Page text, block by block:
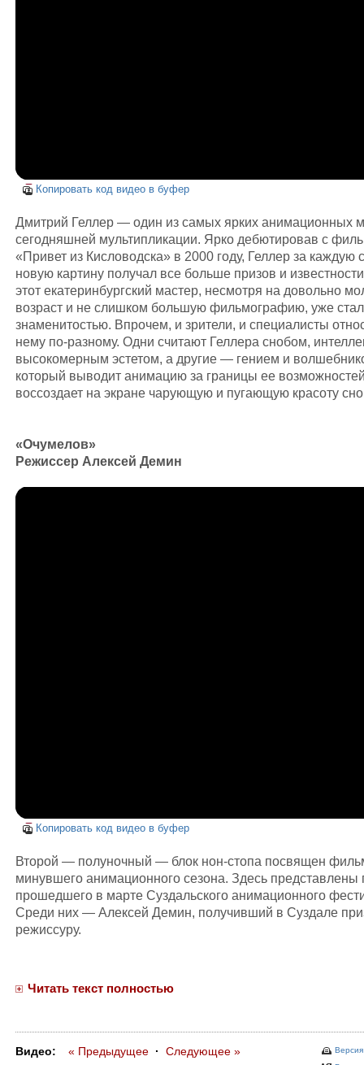
Копировать код видео в буфер
Дмитрий Геллер — один из самых ярких анимационных
сегодняшней мультипликации. Ярко дебютировав с
«Привет из Кисловодска» в 2000 году, Геллер за каждую
новую картину получал все больше призов и
этот екатеринбургский мастер, несмотря на довольно
возраст и не слишком большую фильмографию, уже стал
знаменитостью. Впрочем, и зрители, и специалисты
нему по-разному. Одни считают Геллера снобом,
высокомерным эстетом, а другие — гением и
который выводит анимацию за границы ее
воссоздает на экране чарующую и пугающую красоту
«Очумелов»
Режиссер Алексей Демин
Копировать код видео в буфер
Второй — полуночный — блок нон-стопа посвящен
минувшего анимационного сезона. Здесь представлены
прошедшего в марте Суздальского анимационного
Среди них — Алексей Демин, получивший в Суздале
режиссуру.
Читать текст полностью
Видео: « Предыдущее · Следующее »